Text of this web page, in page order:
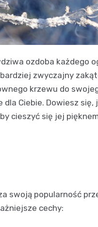
ozdoba każdego
zwyczajny
krzewu do
Ciebie. Dowiesz się,
cieszyć się jej
swoją popularność
cechy: